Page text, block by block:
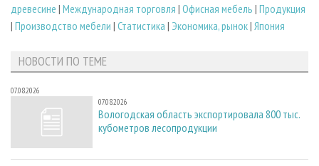
древесине | Международная торговля | Офисная мебель | Продукция
| Производство мебели | Статистика | Экономика, рынок| Япония
НОВОСТИ ПО ТЕМЕ
07.08.2026
07.08.2026
Вологодская область экспортировала 800 тыс.
кубометров лесопродукции